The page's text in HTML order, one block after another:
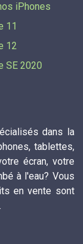
dans la
tablettes,
écran, votre
à l'eau? Vous
en vente sont
iPhones
11
12
SE 2020